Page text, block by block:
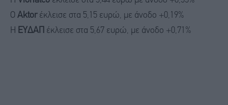
Ο Aktorέκλεισε στα 5,15 ευρώ, με άνοδο +0,19%
Η ΕΥΔΑΠ έκλεισε στα 5,67 ευρώ, με άνοδο +0,71%